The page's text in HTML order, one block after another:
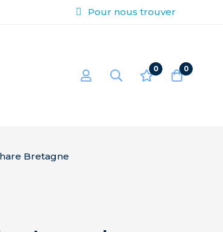
Pour nous trouver
0 0
Bretagne